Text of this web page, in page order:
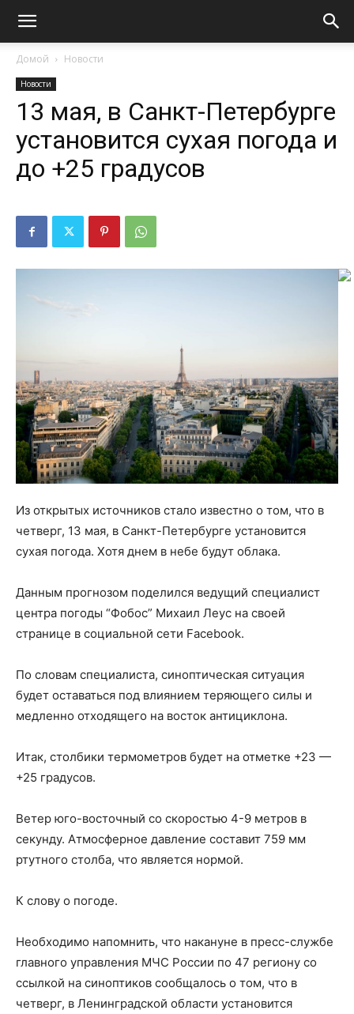
Домой Новости
Новости
13 мая, в Санкт-Петербурге
установится сухая погода и
до +25 градусов
Из открытых источников стало известно о том, что в
четверг, 13 мая, в Санкт-Петербурге установится
сухая погода. Хотя днем в небе будут облака.
Данным прогнозом поделился ведущий специалист
центра погоды “Фобос” Михаил Леус на своей
странице в социальной сети Facebook.
По словам специалиста, синоптическая ситуация
будет оставаться под влиянием теряющего силы и
медленно отходящего на восток антициклона.
Итак, столбики термометров будет на отметке +23 —
+25 градусов.
Ветер юго-восточный со скоростью 4-9 метров в
секунду. Атмосферное давление составит 759 мм
ртутного столба, что является нормой.
К слову о погоде.
Необходимо напомнить, что накануне в пресс-службе
главного управления МЧС России по 47 региону со
ссылкой на синоптиков сообщалось о том, что в
четверг, в Ленинградской области установится